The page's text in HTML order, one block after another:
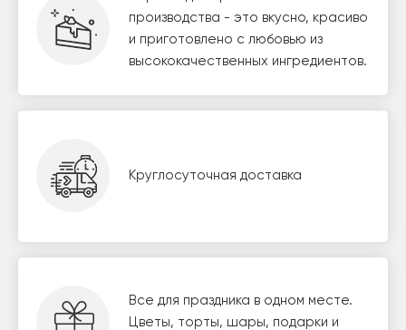
производства - это вкусно, красиво
и приготовлено с любовью из
высококачественных ингредиентов.
Круглосуточная доставка
Все для праздника в одном месте.
Цветы, торты, шары, подарки и